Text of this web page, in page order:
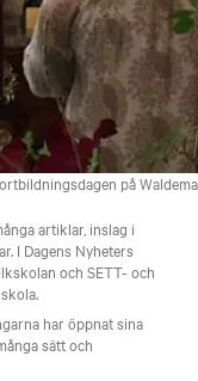
på
artiklar, inslag i
I Dagens Nyheters
och SETT- och
har öppnat sina
sätt och